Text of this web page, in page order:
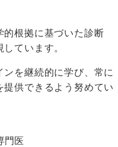
的根拠に基づいた診断
ています。
を継続的に学び、常に
供できるよう努めてい
門医